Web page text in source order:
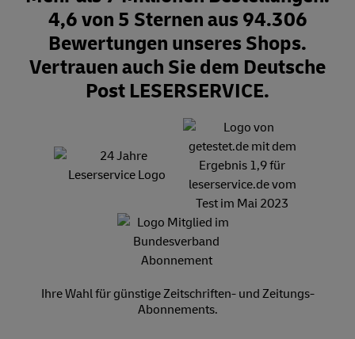
4,6 von 5 Sternen aus 94.306
Bewertungen unseres Shops.
Vertrauen auch Sie dem Deutsche
Post LESERSERVICE.
Ihre Wahl für günstige Zeitschriften- und Zeitungs-
Abonnements.